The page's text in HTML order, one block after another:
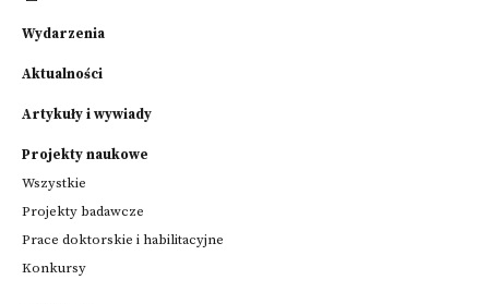
Wydarzenia
Aktualności
Artykuły i wywiady
Projekty naukowe
Wszystkie
Projekty badawcze
Prace doktorskie i habilitacyjne
Konkursy